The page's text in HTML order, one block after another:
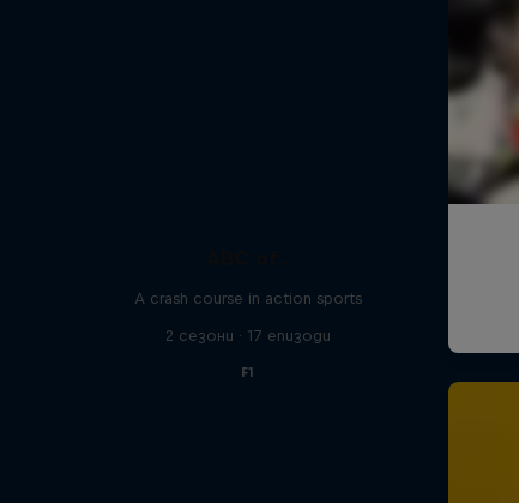
A crash course in action sports
2 сезони · 17 епизоди
F1